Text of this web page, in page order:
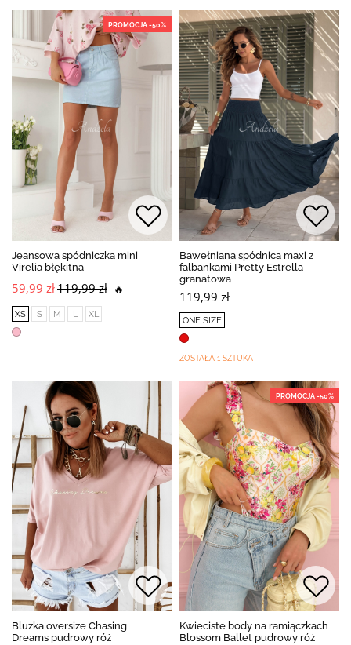
PROMOCJA -50%
Jeansowa spódniczka mini
Virelia błękitna
59,99 zł119,99 zł 🔥
XS S M L XL
Bawełniana spódnica maxi z
falbankami Pretty Estrella
granatowa
119,99 zł
ONE SIZE
ZOSTAŁA 1 SZTUKA
Bluzka oversize Chasing
Dreams pudrowy róż
PROMOCJA -50%
Kwieciste body na ramiączkach
Blossom Ballet pudrowy róż